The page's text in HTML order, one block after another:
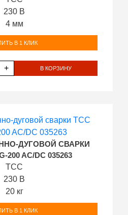
230 В
4 мм
В 1 КЛИК
+ В КОРЗИНУ
ДУГОВОЙ СВАРКИ
200 AC/DC 035263
ТСС
230 В
20 кг
В 1 КЛИК